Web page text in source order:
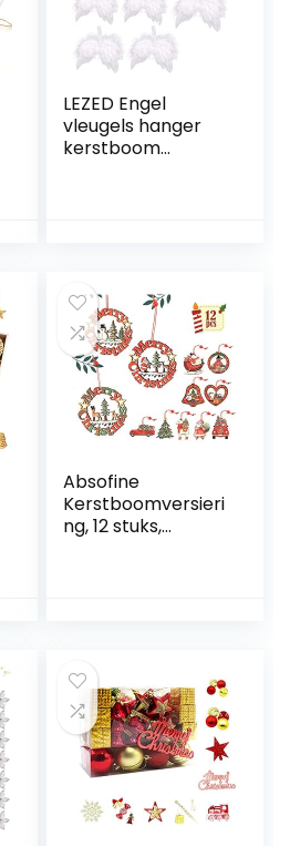
LEZED Engel
vleugels hanger
kerstboom
engelenvleugels
decoratie 10 stuks
18 cm 16 cm 12 cm
10 cm 8 cm
Absofine
Kerstboomversieri
ng, 12 stuks,